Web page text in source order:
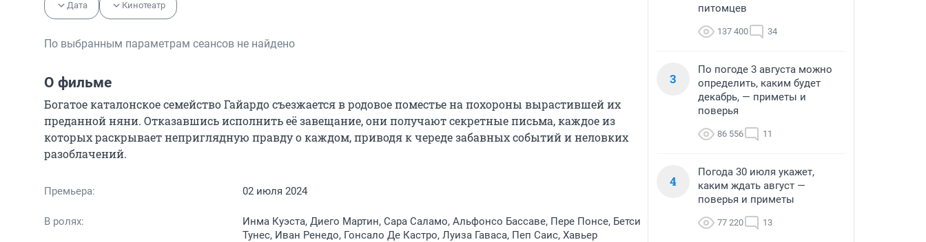
Дата Кинотеатр
По выбранным параметрам сеансов не найдено
О фильме
Богатое каталонское семейство Гайардо съезжается в родовое поместье на похороны вырастившей их
преданной няни. Отказавшись исполнить её завещание, они получают секретные письма, каждое из
которых раскрывает неприглядную правду о каждом, приводя к череде забавных событий и неловких
разоблачений.
Премьера: 02 июля 2024
В ролях:
Инма Куэста, Диего Мартин, Сара Саламо, Альфонсо Бассаве, Пере Понсе, Бетси
Тунес, Иван Ренедо, Гонсало Де Кастро, Луиза Гаваса, Пеп Саис, Хавьер
питомцев
137 400 34
3
По погоде 3 августа можно
определить, каким будет
декабрь, — приметы и
поверья
86 556 11
4
Погода 30 июля укажет,
каким ждать август —
поверья и приметы
77 220 13